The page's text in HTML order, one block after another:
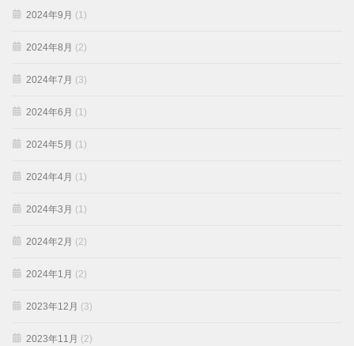
2024年9月 (1)
2024年8月 (2)
2024年7月 (3)
2024年6月 (1)
2024年5月 (1)
2024年4月 (1)
2024年3月 (1)
2024年2月 (2)
2024年1月 (2)
2023年12月 (3)
2023年11月 (2)